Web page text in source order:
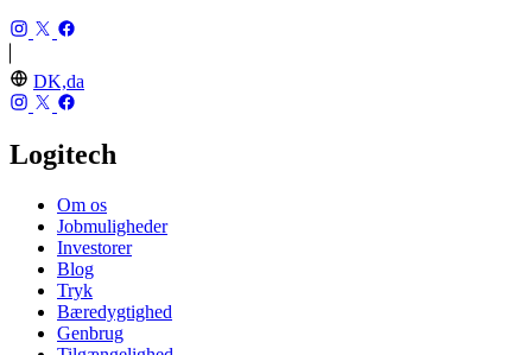
DK,da
Logitech
Om os
Jobmuligheder
Investorer
Blog
Tryk
Bæredygtighed
Genbrug